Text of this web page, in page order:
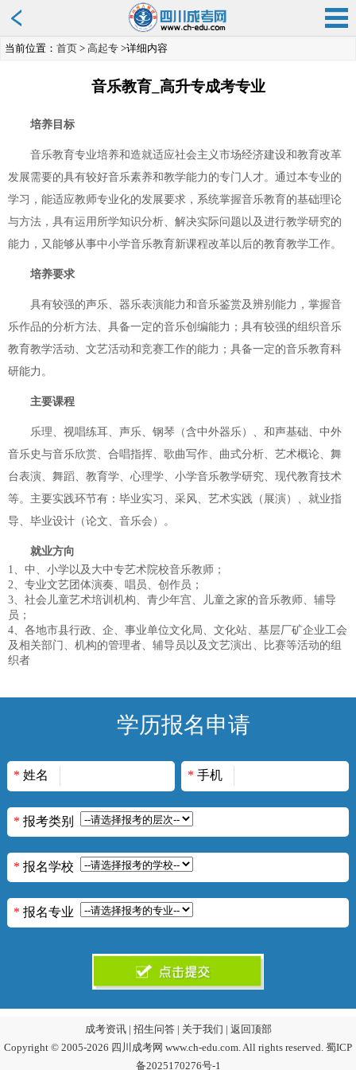
当前位置： 首页 > 高起专 >详细内容
音乐教育_高升专成考专业
培养目标
音乐教育专业培养和造就适应社会主义市场经济建设和教育改革
发展需要的具有较好音乐素养和教学能力的专门人才。通过本专业的
学习，能适应教师专业化的发展要求，系统掌握音乐教育的基础理论
与方法，具有运用所学知识分析、解决实际问题以及进行教学研究的
能力，又能够从事中小学音乐教育新课程改革以后的教育教学工作。
培养要求
具有较强的声乐、器乐表演能力和音乐鉴赏及辨别能力，掌握音
乐作品的分析方法、具备一定的音乐创编能力；具有较强的组织音乐
教育教学活动、文艺活动和竞赛工作的能力；具备一定的音乐教育科
研能力。
主要课程
乐理、视唱练耳、声乐、钢琴（含中外器乐）、和声基础、中外
音乐史与音乐欣赏、合唱指挥、歌曲写作、曲式分析、艺术概论、舞
台表演、舞蹈、教育学、心理学、小学音乐教学研究、现代教育技术
等。主要实践环节有：毕业实习、采风、艺术实践（展演）、就业指
导、毕业设计（论文、音乐会）。
就业方向
1、中、小学以及大中专艺术院校音乐教师；
2、专业文艺团体演奏、唱员、创作员；
3、社会儿童艺术培训机构、青少年宫、儿童之家的音乐教师、辅导
员；
4、各地市县行政、企、事业单位文化局、文化站、基层厂矿企业工会
及相关部门、机构的管理者、辅导员以及文艺演出、比赛等活动的组
织者
学历报名申请
* 姓名 * 手机
* 报考类别
* 报名学校
* 报名专业
成考资讯| 招生问答| 关于我们 | 返回顶部
Copyright © 2005-2026 四川成考网 www.ch-edu.com. All rights reserved. 蜀ICP
备2025170276号-1